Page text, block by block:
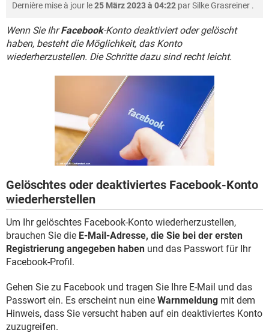
WHATSAPP TIKTOK
FACEBOOK HARDWARE
WHATSAPP TIKTOK
FACEBOOK HARDWARE
SPIELE STREAMING
ANDROID IOS
WINDOWS 10 INSTAGRAM
SPIELE STREAMING
ANDROID IOS
HARDWARE
Dernière mise à jour le25 März 2023 à 04:22 parSilke Grasreiner .
Wenn Sie IhrFacebook-Konto deaktiviert oder gelöscht
haben, besteht die Möglichkeit, das Konto
wiederherzustellen. Die Schritte dazu sind recht leicht.
Gelöschtes oder deaktiviertes Facebook-Konto
wiederherstellen
Um Ihr gelöschtes Facebook-Konto wiederherzustellen,
brauchen Sie die E-Mail-Adresse, die Sie bei der ersten
Registrierung angegeben haben und das Passwort für Ihr
Facebook-Profil.
Gehen Sie zu Facebook und tragen Sie Ihre E-Mail und das
Passwort ein. Es erscheint nun eine Warnmeldung mit dem
Hinweis, dass Sie versucht haben auf ein deaktiviertes Konto
zuzugreifen.